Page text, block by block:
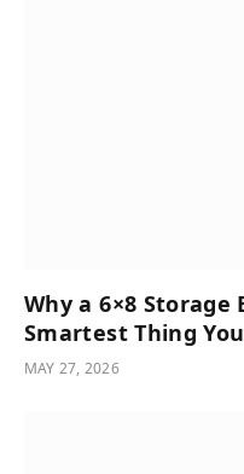
Why a 6×8
Smartest Thing
MAY 27, 2026